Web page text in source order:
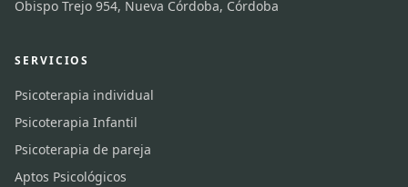
Obispo Trejo 954, Nueva Córdoba, Córdoba
SERVICIOS
Psicoterapia individual
Psicoterapia Infantil
Psicoterapia de pareja
Aptos Psicológicos